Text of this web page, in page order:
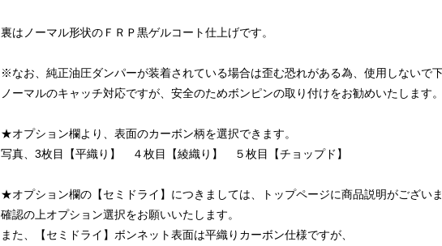
裏はノーマル形状のＦＲＰ黒ゲルコート仕上げです。
※なお、純正油圧ダンパーが装着されている場合は歪む恐れがある為、使用しないで下
ノーマルのキャッチ対応ですが、安全のためボンピンの取り付けをお勧めいたします。
★オプション欄より、表面のカーボン柄を選択できます。
写真、3枚目【平織り】 ４枚目【綾織り】 ５枚目【チョップド】
★オプション欄の【セミドライ】につきましては、トップページに商品説明がございま
確認の上オプション選択をお願いいたします。
また、【セミドライ】ボンネット表面は平織りカーボン仕様ですが、